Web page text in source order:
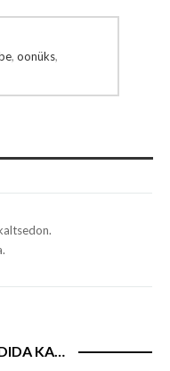
, oonüks,
KA…